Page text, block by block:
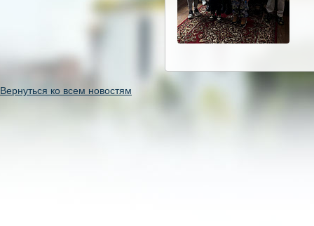
Вернуться ко всем новостям